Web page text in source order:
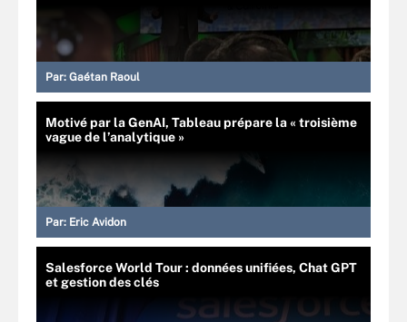
Par: Gaétan Raoul
Motivé par la GenAI, Tableau prépare la « troisième
vague de l’analytique »
Par: Eric Avidon
Salesforce World Tour : données unifiées, Chat GPT
et gestion des clés